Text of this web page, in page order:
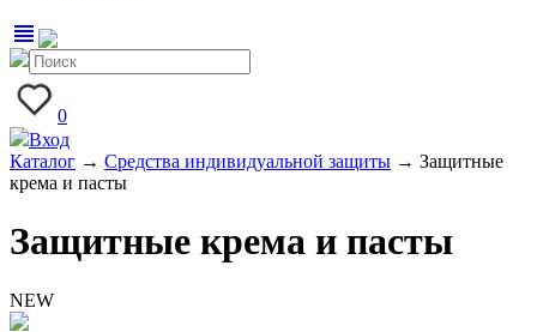
view_headline
0
Вход
Каталог → Средства индивидуальной защиты → Защитные
крема и пасты
Защитные крема и пасты
NEW